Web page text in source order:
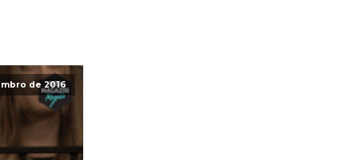
de 2016